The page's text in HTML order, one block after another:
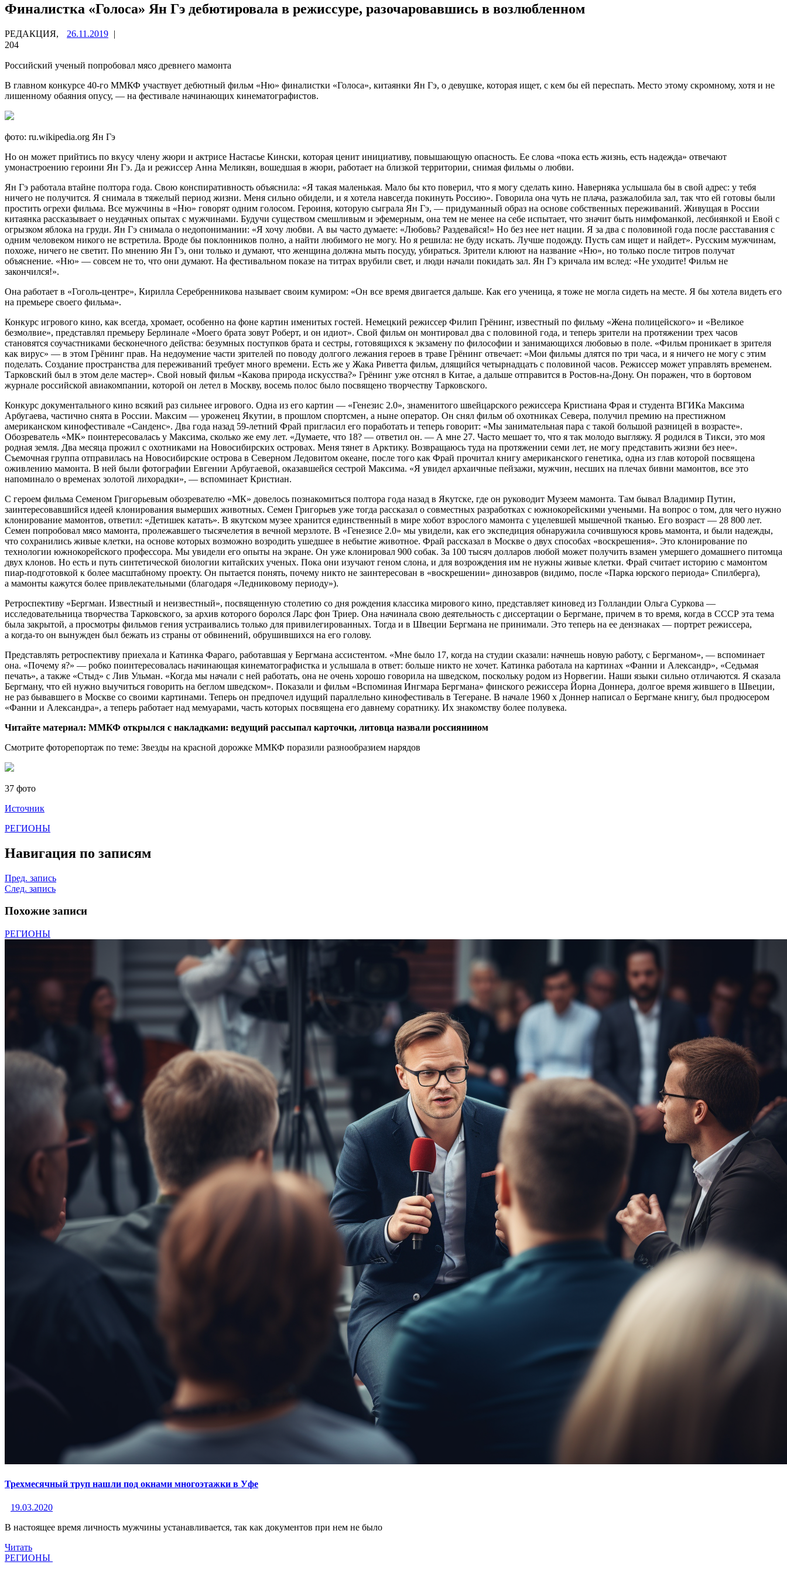
Финалистка «Голоса» Ян Гэ дебютировала в режиссуре, разочаровавшись в возлюбленном
РЕДАКЦИЯ, 26.11.2019 |
204
Российский ученый попробовал мясо древнего мамонта
В главном конкурсе 40-го ММКФ участвует дебютный фильм «Ню» финалистки «Голоса», китаянки Ян Гэ, о девушке, которая ищет, с кем бы ей переспать. Место этому скромному, хотя и не
лишенному обаяния опусу, — на фестивале начинающих кинематографистов.
фото: ru.wikipedia.org Ян Гэ
Но он может прийтись по вкусу члену жюри и актрисе Настасье Кински, которая ценит инициативу, повышающую опасность. Ее слова «пока есть жизнь, есть надежда» отвечают
умонастроению героини Ян Гэ. Да и режиссер Анна Меликян, вошедшая в жюри, работает на близкой территории, снимая фильмы о любви.
Ян Гэ работала втайне полтора года. Свою конспиративность объяснила: «Я такая маленькая. Мало бы кто поверил, что я могу сделать кино. Наверняка услышала бы в свой адрес: у тебя
ничего не получится. Я снимала в тяжелый период жизни. Меня сильно обидели, и я хотела навсегда покинуть Россию». Говорила она чуть не плача, разжалобила зал, так что ей готовы были
простить огрехи фильма. Все мужчины в «Ню» говорят одним голосом. Героиня, которую сыграла Ян Гэ, — придуманный образ на основе собственных переживаний. Живущая в России
китаянка рассказывает о неудачных опытах с мужчинами. Будучи существом смешливым и эфемерным, она тем не менее на себе испытает, что значит быть нимфоманкой, лесбиянкой и Евой с
огрызком яблока на груди. Ян Гэ снимала о недопонимании: «Я хочу любви. А вы часто думаете: «Любовь? Раздевайся!» Но без нее нет нации. Я за два с половиной года после расставания с
одним человеком никого не встретила. Вроде бы поклонников полно, а найти любимого не могу. Но я решила: не буду искать. Лучше подожду. Пусть сам ищет и найдет». Русским мужчинам,
похоже, ничего не светит. По мнению Ян Гэ, они только и думают, что женщина должна мыть посуду, убираться. Зрители клюют на название «Ню», но только после титров получат
объяснение. «Ню» — совсем не то, что они думают. На фестивальном показе на титрах врубили свет, и люди начали покидать зал. Ян Гэ кричала им вслед: «Не уходите! Фильм не
закончился!».
Она работает в «Гоголь-центре», Кирилла Серебренникова называет своим кумиром: «Он все время двигается дальше. Как его ученица, я тоже не могла сидеть на месте. Я бы хотела видеть его
на премьере своего фильма».
Конкурс игрового кино, как всегда, хромает, особенно на фоне картин именитых гостей. Немецкий режиссер Филип Грёнинг, известный по фильму «Жена полицейского» и «Великое
безмолвие», представлял премьеру Берлинале «Моего брата зовут Роберт, и он идиот». Свой фильм он монтировал два с половиной года, и теперь зрители на протяжении трех часов
становятся соучастниками бесконечного действа: безумных поступков брата и сестры, готовящихся к экзамену по философии и занимающихся любовью в поле. «Фильм проникает в зрителя
как вирус» — в этом Грёнинг прав. На недоумение части зрителей по поводу долгого лежания героев в траве Грёнинг отвечает: «Мои фильмы длятся по три часа, и я ничего не могу с этим
поделать. Создание пространства для переживаний требует много времени. Есть же у Жака Риветта фильм, длящийся четырнадцать с половиной часов. Режиссер может управлять временем.
Тарковский был в этом деле мастер». Свой новый фильм «Какова природа искусства?» Грёнинг уже отснял в Китае, а дальше отправится в Ростов-на-Дону. Он поражен, что в бортовом
журнале российской авиакомпании, которой он летел в Москву, восемь полос было посвящено творчеству Тарковского.
Конкурс документального кино всякий раз сильнее игрового. Одна из его картин — «Генезис 2.0», знаменитого швейцарского режиссера Кристиана Фрая и студента ВГИКа Максима
Арбугаева, частично снята в России. Максим — уроженец Якутии, в прошлом спортсмен, а ныне оператор. Он снял фильм об охотниках Севера, получил премию на престижном
американском кинофестивале «Санденс». Два года назад 59-летний Фрай пригласил его поработать и теперь говорит: «Мы занимательная пара с такой большой разницей в возрасте».
Обозреватель «МК» поинтересовалась у Максима, сколько же ему лет. «Думаете, что 18? — ответил он. — А мне 27. Часто мешает то, что я так молодо выгляжу. Я родился в Тикси, это моя
родная земля. Два месяца прожил с охотниками на Новосибирских островах. Меня тянет в Арктику. Возвращаюсь туда на протяжении семи лет, не могу представить жизни без нее».
Съемочная группа отправилась на Новосибирские острова в Северном Ледовитом океане, после того как Фрай прочитал книгу американского генетика, одна из глав которой посвящена
оживлению мамонта. В ней были фотографии Евгении Арбугаевой, оказавшейся сестрой Максима. «Я увидел архаичные пейзажи, мужчин, несших на плечах бивни мамонтов, все это
напоминало о временах золотой лихорадки», — вспоминает Кристиан.
С героем фильма Семеном Григорьевым обозревателю «МК» довелось познакомиться полтора года назад в Якутске, где он руководит Музеем мамонта. Там бывал Владимир Путин,
заинтересовавшийся идеей клонирования вымерших животных. Семен Григорьев уже тогда рассказал о совместных разработках с южнокорейскими учеными. На вопрос о том, для чего нужно
клонирование мамонтов, ответил: «Детишек катать». В якутском музее хранится единственный в мире хобот взрослого мамонта с уцелевшей мышечной тканью. Его возраст — 28 800 лет.
Семен попробовал мясо мамонта, пролежавшего тысячелетия в вечной мерзлоте. В «Генезисе 2.0» мы увидели, как его экспедиция обнаружила сочившуюся кровь мамонта, и были надежды,
что сохранились живые клетки, на основе которых возможно возродить ушедшее в небытие животное. Фрай рассказал в Москве о двух способах «воскрешения». Это клонирование по
технологии южнокорейского профессора. Мы увидели его опыты на экране. Он уже клонировал 900 собак. За 100 тысяч долларов любой может получить взамен умершего домашнего питомца
двух клонов. Но есть и путь синтетической биологии китайских ученых. Пока они изучают геном слона, и для возрождения им не нужны живые клетки. Фрай считает историю с мамонтом
пиар-подготовкой к более масштабному проекту. Он пытается понять, почему никто не заинтересован в «воскрешении» динозавров (видимо, после «Парка юрского периода» Спилберга),
а мамонты кажутся более привлекательными (благодаря «Ледниковому периоду»).
Ретроспективу «Бергман. Известный и неизвестный», посвященную столетию со дня рождения классика мирового кино, представляет киновед из Голландии Ольга Суркова —
исследовательница творчества Тарковского, за архив которого боролся Ларс фон Триер. Она начинала свою деятельность с диссертации о Бергмане, причем в то время, когда в СССР эта тема
была закрытой, а просмотры фильмов гения устраивались только для привилегированных. Тогда и в Швеции Бергмана не принимали. Это теперь на ее дензнаках — портрет режиссера,
а когда-то он вынужден был бежать из страны от обвинений, обрушившихся на его голову.
Представлять ретроспективу приехала и Катинка Фараго, работавшая у Бергмана ассистентом. «Мне было 17, когда на студии сказали: начнешь новую работу, с Бергманом», — вспоминает
она. «Почему я?» — робко поинтересовалась начинающая кинематографистка и услышала в ответ: больше никто не хочет. Катинка работала на картинах «Фанни и Александр», «Седьмая
печать», а также «Стыд» с Лив Ульман. «Когда мы начали с ней работать, она не очень хорошо говорила на шведском, поскольку родом из Норвегии. Наши языки сильно отличаются. Я сказала
Бергману, что ей нужно выучиться говорить на беглом шведском». Показали и фильм «Вспоминая Ингмара Бергмана» финского режиссера Йорна Доннера, долгое время жившего в Швеции,
не раз бывавшего в Москве со своими картинами. Теперь он предпочел идущий параллельно кинофестиваль в Тегеране. В начале 1960 х Доннер написал о Бергмане книгу, был продюсером
«Фанни и Александра», а теперь работает над мемуарами, часть которых посвящена его давнему соратнику. Их знакомству более полувека.
Читайте материал: ММКФ открылся с накладками: ведущий рассыпал карточки, литовца назвали россиянином
Смотрите фоторепортаж по теме: Звезды на красной дорожке ММКФ поразили разнообразием нарядов
37 фото
Источник
РЕГИОНЫ
Навигация по записям
Пред. запись
След. запись
Похожие записи
РЕГИОНЫ
Трехмесячный труп нашли под окнами многоэтажки в Уфе
19.03.2020
В настоящее время личность мужчины устанавливается, так как документов при нем не было
Читать
РЕГИОНЫ